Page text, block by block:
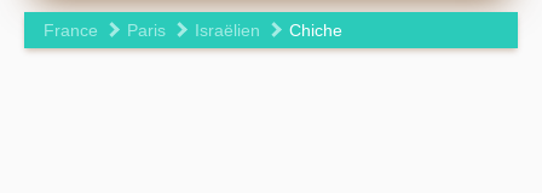
France Paris Israëlien Chiche